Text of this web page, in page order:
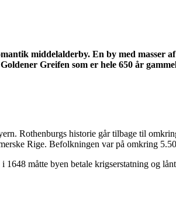
middelalderby. En by med masser
Greifen som er hele 650 år
Rothenburgs historie går tilbage til
Rige. Befolkningen var på omkring
måtte byen betale krigserstatning og